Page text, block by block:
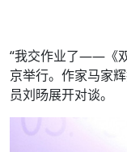
“我交作业了——《
京举行。作家马家
员刘旸展开对谈。